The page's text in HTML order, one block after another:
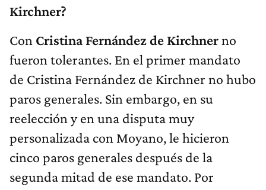
Kirchner?
Con Cristina Fernández de Kirchnerno
fueron tolerantes. En el primer mandato
de Cristina Fernández de Kirchner no hubo
paros generales. Sin embargo, en su
reelección y en una disputa muy
personalizada con Moyano, le hicieron
cinco paros generales después de la
segunda mitad de ese mandato. Por